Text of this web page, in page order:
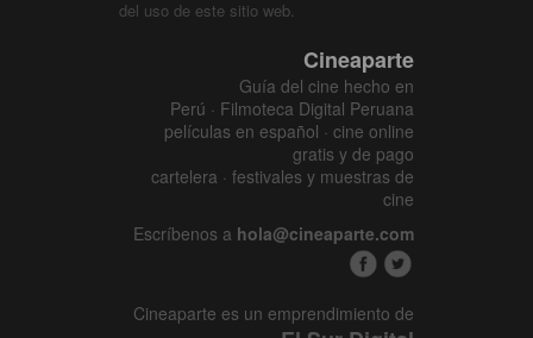
del uso de este sitio web.
Cineaparte
Guía del cine hecho en
Perú · Filmoteca Digital Peruana
películas en español · cine online
gratis y de pago
cartelera · festivales y muestras de
cine
Escríbenos a hola@cineaparte.com
Cineaparte es un emprendimiento de